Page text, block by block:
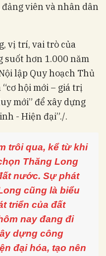
viên và nhân dân
vị trí, vai trò của
suốt hơn 1.000 năm
lập Quy hoạch Thủ
hội mới – giá trị
mới” để xây dựng
- Hiện đại”./.
trôi qua, kể từ khi
Thăng Long
nước. Sự phát
cũng là biểu
triển của đất
nay đang đi
dựng công
đại hóa, tạo nên